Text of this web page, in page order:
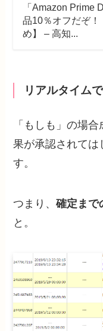
「Amazon Prime
品10％オフだぞ！
め】 – 高知...
リアルタイム
「もしも」の場
果が承認されては
す。
つまり、確定まで
と。